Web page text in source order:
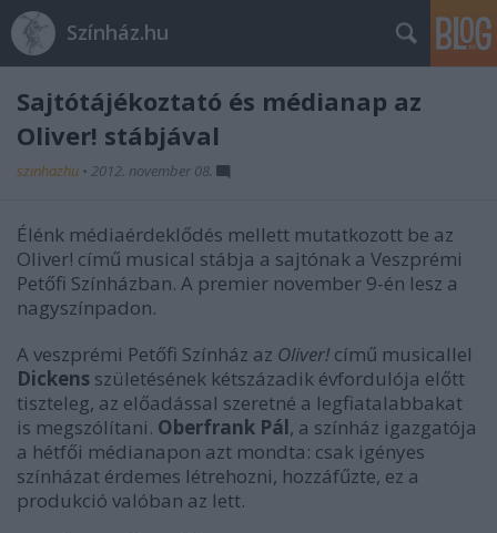
Színház.hu
Sajtótájékoztató és médianap az
Oliver! stábjával
szinhazhu • 2012. november 08.
Élénk médiaérdeklődés mellett mutatkozott be az
Oliver! című musical stábja a sajtónak a Veszprémi
Petőfi Színházban. A premier november 9-én lesz a
nagyszínpadon.
A veszprémi Petőfi Színház az Oliver!című musicallel
Dickens születésének kétszázadik évfordulója előtt
tiszteleg, az előadással szeretné a legfiatalabbakat
is megszólítani. Oberfrank Pál, a színház igazgatója
a hétfői médianapon azt mondta: csak igényes
színházat érdemes létrehozni, hozzáfűzte, ez a
produkció valóban az lett.